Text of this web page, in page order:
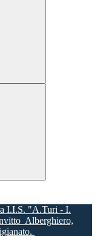
I.I.S. "A.Turi - I.
Alberghiero,